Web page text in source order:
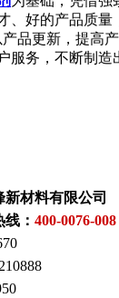
、好的产品质量
品更新，提高
服务，不断制造
材料有限公司
： 400-0076-008